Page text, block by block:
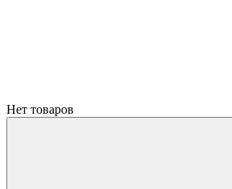
Нет товаров